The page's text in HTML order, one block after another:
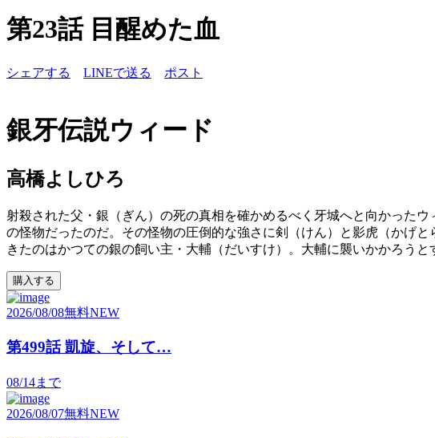
第23話 目醒めた血
シェアする LINEで送る ポスト
銀牙伝説ウィード
高橋よしひろ
射殺された父・銀（ぎん）の死の真相を確かめるべく牙城へと向かった
の怪物だったのだ。その怪物の圧倒的な強さに剣（けん）と影虎（かげ
きたのはかつての銀の飼い主・大輔（だいすけ）。大輔に襲いかかろう
購入する
2026/08/08無料NEW
第499話 凱旋、そして…
08/14まで
2026/08/07無料NEW